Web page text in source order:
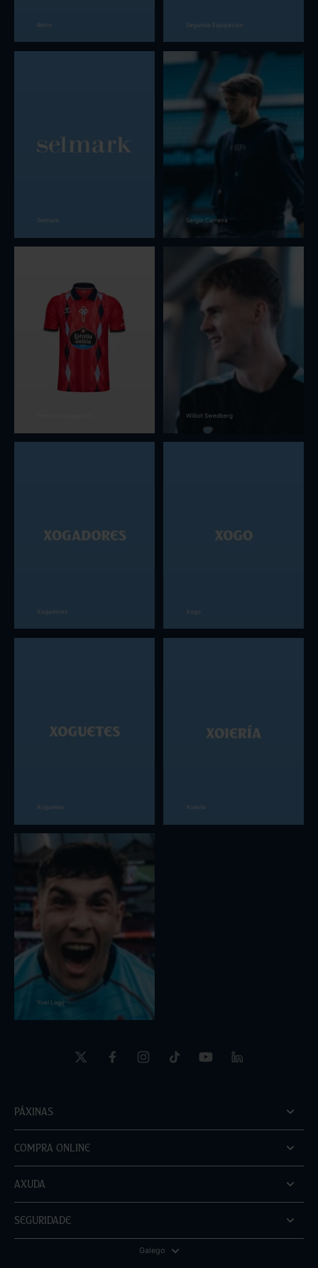
Retro Segunda Equipación
Selmark Sergio Carreira
Williot Swedberg
Xogadores Xogo
Xoguetes Xoiería
Yoel Lago
Páxinas
Compra online
Axuda
Seguridade
Galego